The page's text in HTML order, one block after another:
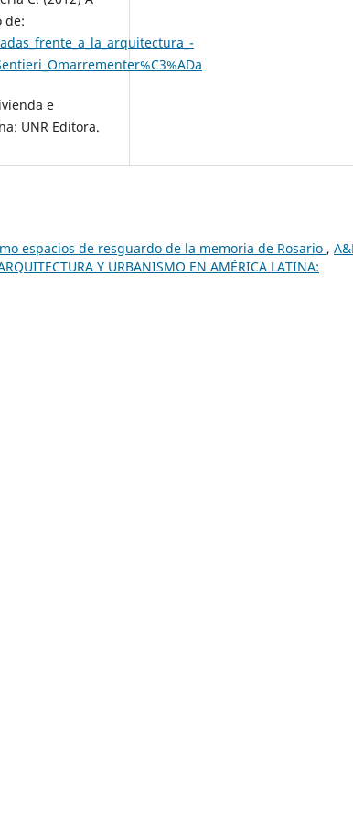
de:
e
UNR Editora.
espacios de resguardo de la memoria de Rosario ,
Y URBANISMO EN AMÉRICA LATINA: